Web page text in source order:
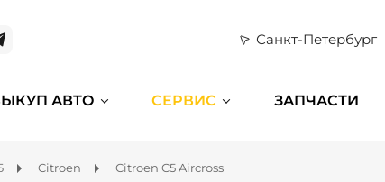
Санкт-Петербург
АВТО СЕРВИС ЗАПЧАСТИ
Citroen Citroen C5 Aircross